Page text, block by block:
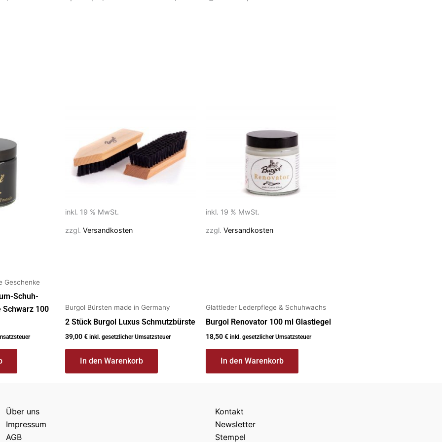
Geschenke
Schuh-
Schwarz 100
inkl. 19 % MwSt.
zzgl. Versandkosten
Burgol Bürsten made in Germany
2 Stück Burgol Luxus Schmutzbürste
39,00€ inkl. gesetzlicher Umsatzsteuer
In den Warenkorb
inkl. 19 % MwSt.
zzgl. Versandkosten
Glattleder Lederpflege & Schuhwachs
Burgol Renovator 100 ml Glastiegel
18,50€ inkl. gesetzlicher Umsatzsteuer
In den Warenkorb
Über uns
Impressum
AGB
Kontakt
Newsletter
Stempel